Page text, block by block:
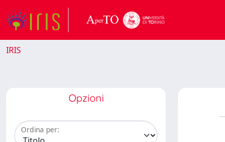
IRIS
Opzioni
Ordina per: